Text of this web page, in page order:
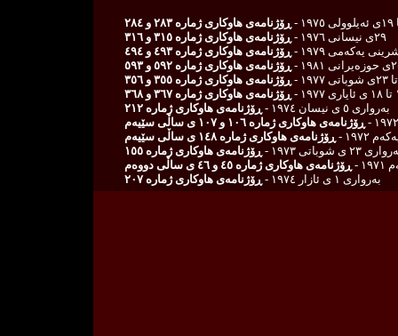
ڕۆژنامەی هاوکاری ژمارە ٢٨٣ و ٢٨٤
٢٩ی نیسانی ١٩٧٦ -
ڕۆژنامەی هاوکاری ژمارە ٣١٥ و ٣١٦
ڕۆژنامەی هاوکاری ژمارە ٤٩٣ و ٤٩٤
ڕۆژنامەی هاوکاری ژمارە ٥٩٢ و ٥٩٣
ڕۆژنامەی هاوکاری ژمارە ٣٥٥ و ٣٥٦
-
ڕۆژنامەی هاوکاری ژمارە ٣٦٧ و ٣٦٨
به‌رواری ٥ ی نیسان ١٩٧٤ -
ڕۆژنامه‌ی هاوكاری ژمارە ٢١٢
ڕۆژنامه‌ی هاوكاری ژماره ١٠٦ و ١٠٧ ی ساڵی سێیه‌م
ڕۆژنامه‌ی هاوكاری ژمارە ١٤٨ ی ساڵی سێیه‌م
٢٣ ی شوباتی ١٩٧٣ -
ڕۆژنامه‌ی هاوكاری ژمارە ١٥٥
ڕۆژنامه‌ی هاوكاری ژماره‌ ٤٥ و ٤٦ ی ساڵی دووه‌م
به‌رواری ١ ی ئازار ١٩٧٤ -
ڕۆژنامه‌ی هاوكاری ژمارە ٢٠٧